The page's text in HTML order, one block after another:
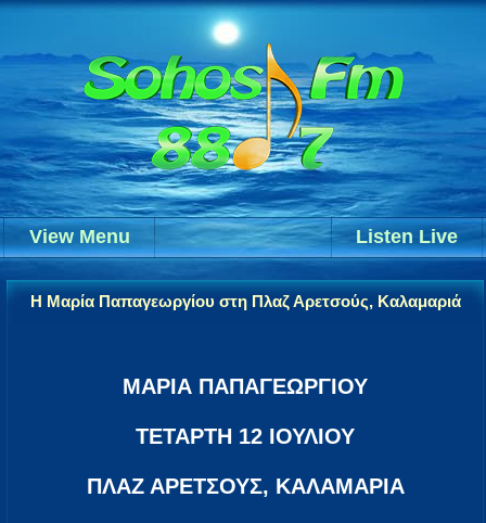
Listen Live
View Menu
Η Μαρία Παπαγεωργίου στη Πλαζ Αρετσούς, Καλαμαριά
ΜΑΡΙΑ ΠΑΠΑΓΕΩΡΓΙΟΥ
ΤΕΤΑΡΤΗ 12 ΙΟΥΛΙΟΥ
ΠΛΑΖ ΑΡΕΤΣΟΥΣ, ΚΑΛΑΜΑΡΙΑ